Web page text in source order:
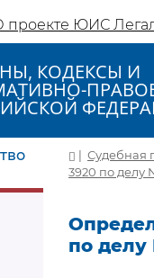
проекте ЮИС
КОДЕКСЫ И
| Судебная
3920 по делу
по делу